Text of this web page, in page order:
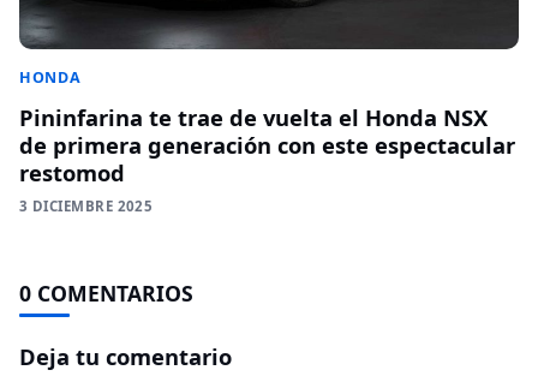
HONDA
Pininfarina te trae de vuelta el Honda NSX
de primera generación con este espectacular
restomod
3 DICIEMBRE 2025
0 COMENTARIOS
Deja tu comentario